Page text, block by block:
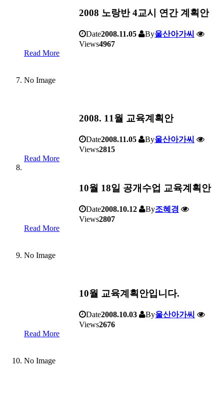
2008 노랑반 4교시 연간 계획안
Date2008.11.05 By울산아가씨
Views4967
Read More
No Image
2008. 11월 교육계획안
Date2008.11.05 By울산아가씨
Views2815
Read More
10월 18일 공개수업 교육계획안
Date2008.10.12 By조혜경
Views2807
Read More
No Image
10월 교육계획안입니다.
Date2008.10.03 By울산아가씨
Views2676
Read More
No Image